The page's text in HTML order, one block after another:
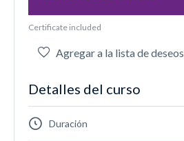
Certificate included
Agregar a la lista de deseos
Detalles del curso
Duración